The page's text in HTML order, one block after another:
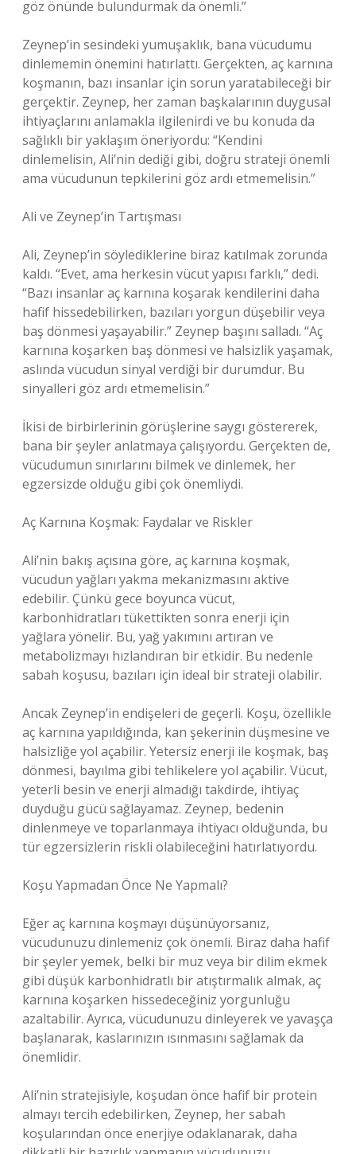
göz önünde bulundurmak da önemli.”
Zeynep’in sesindeki yumuşaklık, bana vücudumu
dinlememin önemini hatırlattı. Gerçekten, aç karnına
koşmanın, bazı insanlar için sorun yaratabileceği bir
gerçektir. Zeynep, her zaman başkalarının duygusal
ihtiyaçlarını anlamakla ilgilenirdi ve bu konuda da
sağlıklı bir yaklaşım öneriyordu: “Kendini
dinlemelisin, Ali’nin dediği gibi, doğru strateji önemli
ama vücudunun tepkilerini göz ardı etmemelisin.”
Ali ve Zeynep’in Tartışması
Ali, Zeynep’in söylediklerine biraz katılmak zorunda
kaldı. “Evet, ama herkesin vücut yapısı farklı,” dedi.
“Bazı insanlar aç karnına koşarak kendilerini daha
hafif hissedebilirken, bazıları yorgun düşebilir veya
baş dönmesi yaşayabilir.” Zeynep başını salladı. “Aç
karnına koşarken baş dönmesi ve halsizlik yaşamak,
aslında vücudun sinyal verdiği bir durumdur. Bu
sinyalleri göz ardı etmemelisin.”
İkisi de birbirlerinin görüşlerine saygı göstererek,
bana bir şeyler anlatmaya çalışıyordu. Gerçekten de,
vücudumun sınırlarını bilmek ve dinlemek, her
egzersizde olduğu gibi çok önemliydi.
Aç Karnına Koşmak: Faydalar ve Riskler
Ali’nin bakış açısına göre, aç karnına koşmak,
vücudun yağları yakma mekanizmasını aktive
edebilir. Çünkü gece boyunca vücut,
karbonhidratları tükettikten sonra enerji için
yağlara yönelir. Bu, yağ yakımını artıran ve
metabolizmayı hızlandıran bir etkidir. Bu nedenle
sabah koşusu, bazıları için ideal bir strateji olabilir.
Ancak Zeynep’in endişeleri de geçerli. Koşu, özellikle
aç karnına yapıldığında, kan şekerinin düşmesine ve
halsizliğe yol açabilir. Yetersiz enerji ile koşmak, baş
dönmesi, bayılma gibi tehlikelere yol açabilir. Vücut,
yeterli besin ve enerji almadığı takdirde, ihtiyaç
duyduğu gücü sağlayamaz. Zeynep, bedenin
dinlenmeye ve toparlanmaya ihtiyacı olduğunda, bu
tür egzersizlerin riskli olabileceğini hatırlatıyordu.
Koşu Yapmadan Önce Ne Yapmalı?
Eğer aç karnına koşmayı düşünüyorsanız,
vücudunuzu dinlemeniz çok önemli. Biraz daha hafif
bir şeyler yemek, belki bir muz veya bir dilim ekmek
gibi düşük karbonhidratlı bir atıştırmalık almak, aç
karnına koşarken hissedeceğiniz yorgunluğu
azaltabilir. Ayrıca, vücudunuzu dinleyerek ve yavaşça
başlanarak, kaslarınızın ısınmasını sağlamak da
önemlidir.
Ali’nin stratejisiyle, koşudan önce hafif bir protein
almayı tercih edebilirken, Zeynep, her sabah
koşularından önce enerjiye odaklanarak, daha